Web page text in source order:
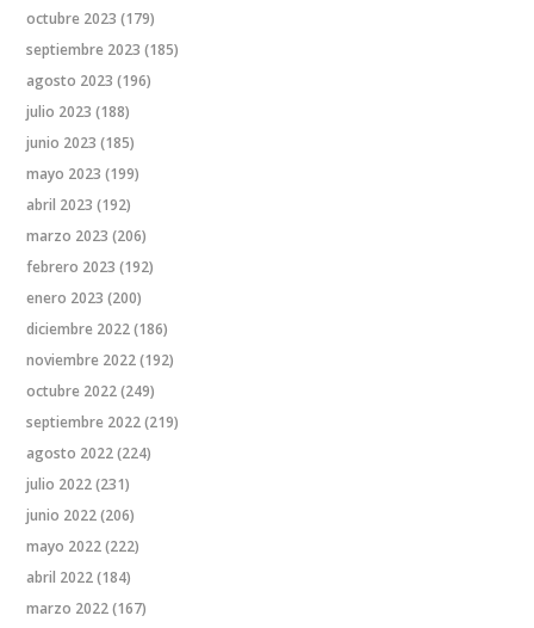
octubre 2023 (179)
septiembre 2023 (185)
agosto 2023 (196)
julio 2023 (188)
junio 2023 (185)
mayo 2023 (199)
abril 2023 (192)
marzo 2023 (206)
febrero 2023 (192)
enero 2023 (200)
diciembre 2022(186)
noviembre 2022(192)
octubre 2022(249)
septiembre 2022(219)
agosto 2022(224)
julio 2022(231)
junio 2022(206)
mayo 2022(222)
abril 2022(184)
marzo 2022(167)